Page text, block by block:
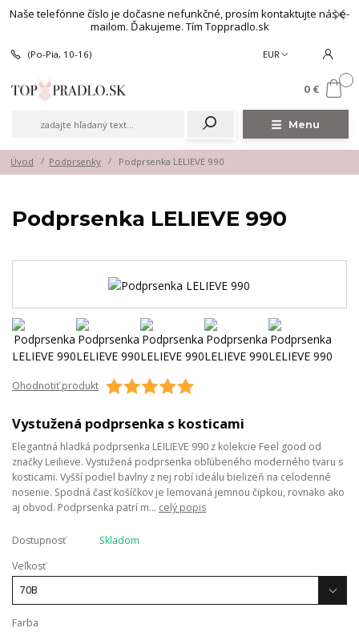
Naše telefónne číslo je dočasne nefunkčné, prosím kontaktujte nás e-
mailom. Ďakujeme. Tím Toppradlo.sk
Menu
EUR
(Po-Pia, 10-16)
0 €
Úvod Podprsenky Podprsenka LELIEVE 990
Podprsenka LELIEVE 990
Ohodnotiť produkt
Vystužená podprsenka s kosticami
Elegantná hladká podprsenka LEILIEVE 990 z kolekcie Feel good od
značky Leilieve. Vystužená podprsenka obľúbeného moderného tvaru s
kosticami. Vyšší podiel bavlny z nej robí ideálu bielizeň na celodenné
nosenie. Spodná časť košíčkov je lemovaná jemnou čipkou, rovnako ako
aj obvod. Podprsenka patrí m... celý popis
Dostupnosť
Skladom
Veľkosť
Farba